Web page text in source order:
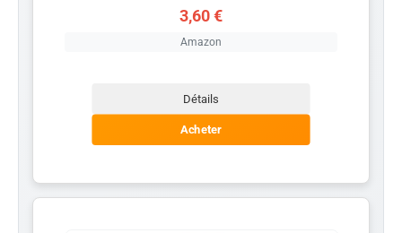
3,60 €
Amazon
Détails
Acheter